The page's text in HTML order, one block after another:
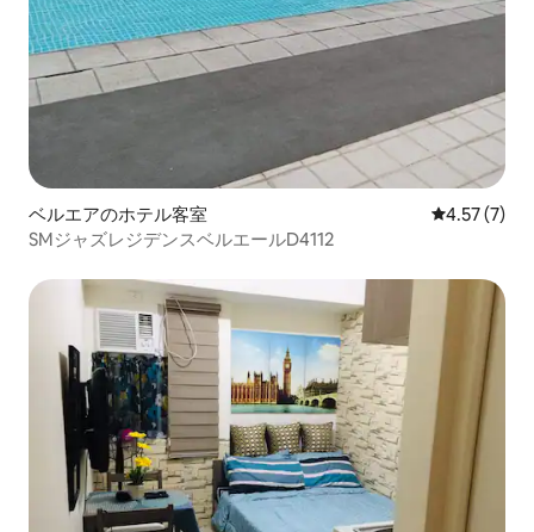
ベルエアのホテル客室 レビュー7
4.57 (7)
SMジャズレジデンスベルエールD4112